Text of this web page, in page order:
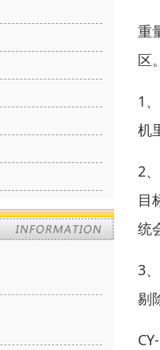
重
区
1
机
2
目
统
3
剔